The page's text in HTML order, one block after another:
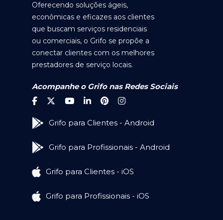
Oferecendo soluções ágeis,
econômicas e eficazes aos clientes
que buscam serviços residenciais
ou comerciais, o Grifo se propõe a
conectar clientes com os melhores
prestadores de serviço locais.
Acompanhe o Grifo nas Redes Sociais
Grifo para Clientes - Android
Grifo para Profissionais - Android
Grifo para Clientes - iOS
Grifo para Profissionais - iOS